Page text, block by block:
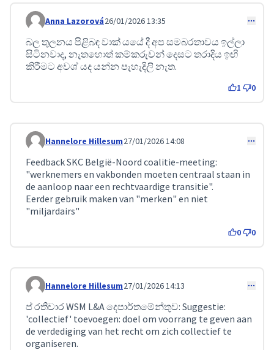
Comment 568
Anna Lazorová26/01/2026 13:35
බල තුලනය පිළිබඳ වාක් යයේ දී අප සමබරතාවය ඉල්ලා
සිටිනවාද, නැතහොත් කම්කරුවන් දෙසට තරාදිය ඉඟි
කිරීමට අවශ් යද යන්න පැහැදිලි නැත.
1 0
Comment 588
Hannelore Hillesum27/01/2026 14:08
Feedback SKC België-Noord coalitie-meeting:
"werknemers en vakbonden moeten centraal staan in
de aanloop naar een rechtvaardige transitie".
Eerder gebruik maken van "merken" en niet
"miljardairs"
0 0
Comment 590
Hannelore Hillesum27/01/2026 14:13
ප් රතිචාර WSM L&A දෙපාර්තමේන්තුව: Suggestie:
'collectief' toevoegen: doel om voorrang te geven aan
de verdediging van het recht om zich collectief te
organiseren.